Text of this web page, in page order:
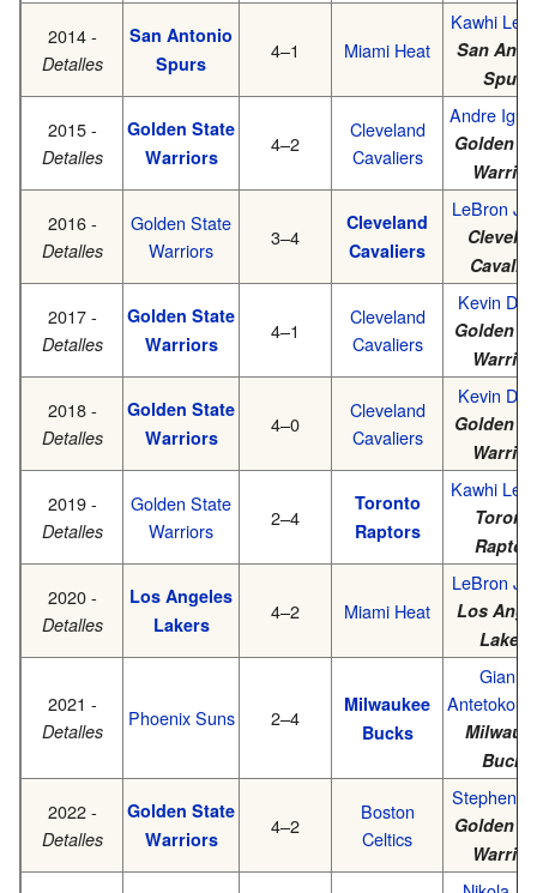
2014 -
Detalles
San Antonio
Spurs
4–1 Miami Heat
Kawhi
San
Spurs
2015 -
Detalles
Golden State
Warriors
4–2
Cleveland
Cavaliers
Andre
Golden
2016 -
Detalles
Golden State
Warriors
3–4
Cleveland
Cavaliers
LeBron
2017 -
Detalles
Golden State
Warriors
4–1
Cleveland
Cavaliers
Kevin
Golden
2018 -
Detalles
Golden State
Warriors
4–0
Cleveland
Cavaliers
Kevin
Golden
2019 -
Detalles
Golden State
Warriors
2–4
Toronto
Raptors
Kawhi
2020 -
Detalles
Los Angeles
Lakers
4–2 Miami Heat
LeBron
Los
Lakers
2021 -
Detalles
Phoenix Suns 2–4
Milwaukee
Bucks
Giannis
Bucks
2022 -
Detalles
Golden State
Warriors
4–2
Boston
Celtics
Stephen
Golden